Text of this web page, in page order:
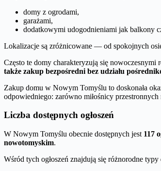
domy z ogrodami,
garażami,
dodatkowymi udogodnieniami jak balkony
Lokalizacje są zróżnicowane — od spokojnych
Często te domy charakteryzują się
także zakup bezpośredni bez udziału
Zakup domu w Nowym Tomyślu to doskonała
odpowiedniego: zarówno miłośnicy
Liczba dostępnych ogłoszeń
W Nowym Tomyślu obecnie dostępnych jest 117
nowotomyskim.
Wśród tych ogłoszeń znajdują się różnorodne